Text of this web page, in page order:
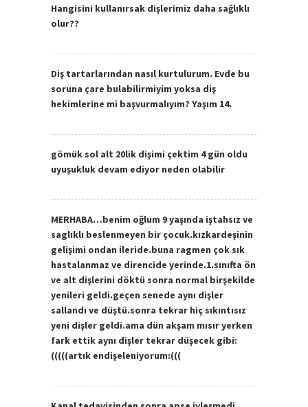
Hangisini kullanırsak dişlerimiz daha sağlıklı
olur??
Diş tartarlarından nasıl kurtulurum. Evde bu
soruna çare bulabilirmiyim yoksa diş
hekimlerine mi başvurmalıyım? Yaşım 14.
gömük sol alt 20lik dişimi çektim 4 gün oldu
uyuşukluk devam ediyor neden olabilir
MERHABA…benim oğlum 9 yaşında iştahsız ve
saglıklı beslenmeyen bir çocuk.kızkardeşinin
gelişimi ondan ileride.buna ragmen çok sık
hastalanmaz ve direncide yerinde.1.sınıfta ön
ve alt dişlerini döktü sonra normal birşekilde
yenileri geldi.geçen senede aynı dişler
sallandı ve düştü.sonra tekrar hiç sıkıntısız
yeni dişler geldi.ama dün akşam mısır yerken
fark ettik aynı dişler tekrar düşecek gibi:
(((((artık endişeleniyorum:(((